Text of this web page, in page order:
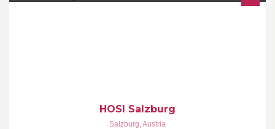
HOSI Salzburg
Salzburg,Austria